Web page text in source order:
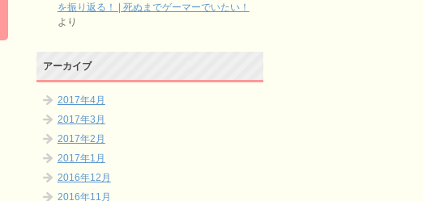
を振り返る！ | 死ぬまでゲーマーでいたい！
より
アーカイブ
2017年4月
2017年3月
2017年2月
2017年1月
2016年12月
2016年11月